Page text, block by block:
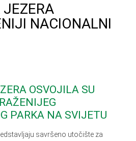
NACIONALNI
OSVOJILA SU
PARKA NA SVIJETU
savršeno utočište za